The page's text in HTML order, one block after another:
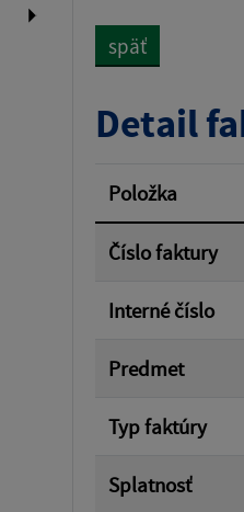
Suma od:
Filtrovať
späť
Detail
Položka
Číslo faktury
Interné číslo
Predmet
Typ faktúry
Splatnosť